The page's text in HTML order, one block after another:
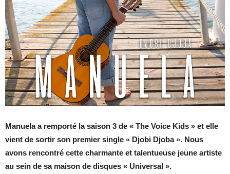
Manuela a remporté la saison 3 de « The Voice Kids » et elle
vient de sortir son premier single « Djobi Djoba ». Nous
avons rencontré cette charmante et talentueuse jeune artiste
au sein de sa maison de disques « Universal ».